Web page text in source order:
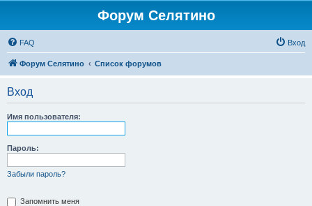
Форум Селятино
FAQ Вход
Форум Селятино Список форумов
Вход
Имя пользователя:
Пароль:
Забыли пароль?
Запомнить меня